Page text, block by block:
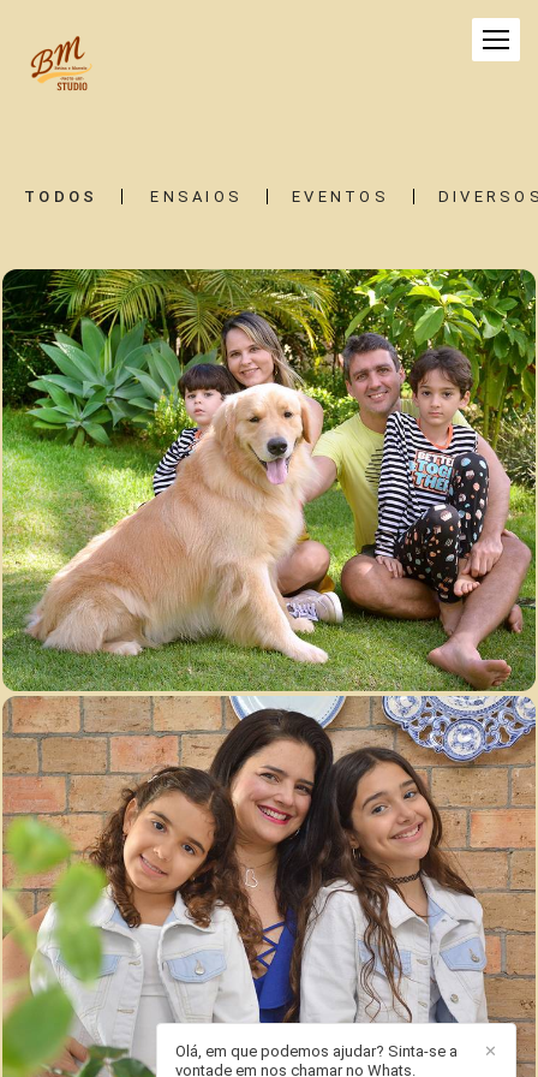
TODOS ENSAIOS EVENTOS
3722 27
3349
✕
Olá, em que podemos ajudar? Sinta-se a
vontade em nos chamar no Whats.